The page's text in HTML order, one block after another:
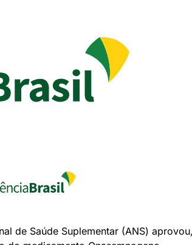
de Saúde Suplementar (ANS)